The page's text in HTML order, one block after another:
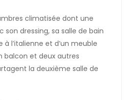
climatisée dont une
son dressing, sa salle de bain
à l’italienne et d’un meuble
balcon et deux autres
la deuxième salle de